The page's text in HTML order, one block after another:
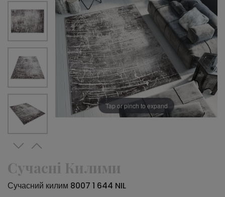
Tap or pinch to expand
Сучасні Килими
Сучасний килим 8007 1 644 NIL